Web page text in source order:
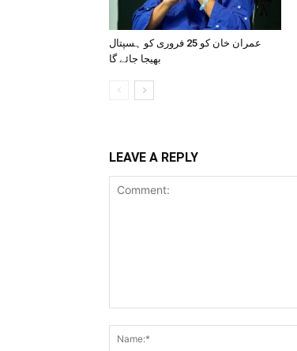
عمران خان کو 25 فروری کو ہسپتال
بھیجا جائے گا
LEAVE A REPLY